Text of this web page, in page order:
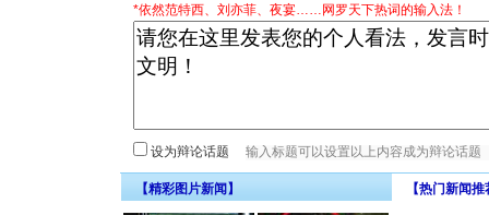
*依然范特西、刘亦菲、夜宴……网罗天下热词的输入法！
设为辩论话题
【精彩图片新闻】 【热门新闻